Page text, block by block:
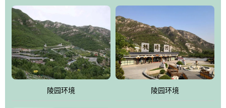
。
江河大地存忠骨，哀歌悲泪悼英灵。墓区依山就势，排列井然。福
寿苑尽展大家风范，名人在这里志铭，艺术在这里升华，军魂苑铭
刻着军人不朽的丰功伟绩，记载着将士辉煌的戎马生涯，尽显人生
个性;吉祥苑一派福禄祥和，长眠者在这里演绎着生命的永恒和再现;
如意苑尽现了逝者的宿愿和亲人们绵绵哀情及无尽孝意...
陵园环境 陵园环境